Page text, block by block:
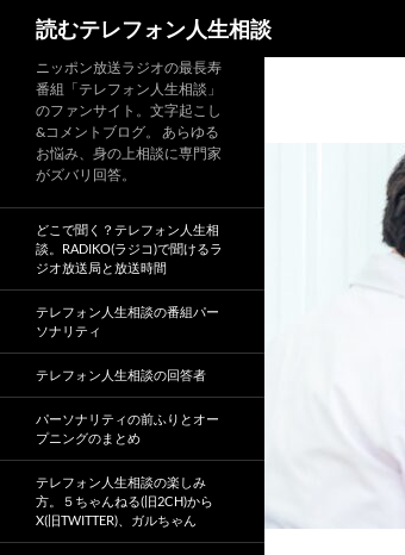
読むテレフォン人生相談
ニッポン放送ラジオの最長寿
番組「テレフォン人生相談」
のファンサイト。文字起こし
&コメントブログ。 あらゆる
お悩み、身の上相談に専門家
がズバリ回答。
どこで聞く？テレフォン人生相
談。RADIKO(ラジコ)で聞けるラ
ジオ放送局と放送時間
テレフォン人生相談の番組パー
ソナリティ
テレフォン人生相談の回答者
パーソナリティの前ふりとオー
プニングのまとめ
テレフォン人生相談の楽しみ
方。５ちゃんねる(旧2CH)から
X(旧TWITTER)、ガルちゃん